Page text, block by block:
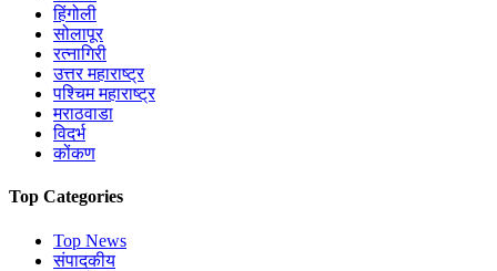
हिंगोली
सोलापूर
रत्नागिरी
उत्तर महाराष्ट्र
पश्चिम महाराष्ट्र
मराठवाडा
विदर्भ
कोंकण
Top Categories
Top News
संपादकीय